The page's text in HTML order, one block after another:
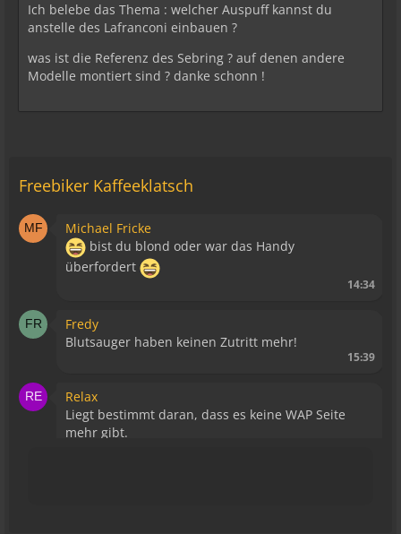
Ich belebe das Thema : welcher Auspuff kannst du
anstelle des Lafranconi einbauen ?
was ist die Referenz des Sebring ? auf denen andere
Modelle montiert sind ? danke schonn !
Freebiker Kaffeeklatsch
Michael Fricke
bist du blond oder war das Handy
überfordert
14:34
Fredy
Blutsauger haben keinen Zutritt mehr!
15:39
Relax
Liegt bestimmt daran, dass es keine WAP Seite
mehr gibt.